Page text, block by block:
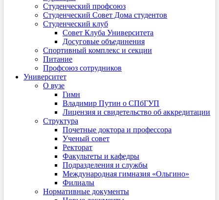
Студенческий профсоюз
Студенческий Совет Дома студентов
Студенческий клуб
Совет Клуба Университета
Досуговые объединения
Спортивный комплекс и секции
Питание
Профсоюз сотрудников
Университет
О вузе
Гимн
Владимир Путин о СПбГУП
Лицензия и свидетельство об аккредитации
Структура
Почетные доктора и профессора
Ученый совет
Ректорат
Факультеты и кафедры
Подразделения и службы
Международная гимназия «Ольгино»
Филиалы
Нормативные документы